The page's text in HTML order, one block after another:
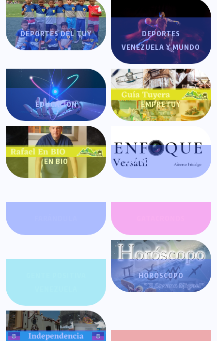
DEPORTES DEL TUY
DEPORTES
VENEZUELA Y MUNDO
EDUCACIÓN EMPRETUY
EN BIO ENFOQUE VERSÁTIL
HORÓSCOPO